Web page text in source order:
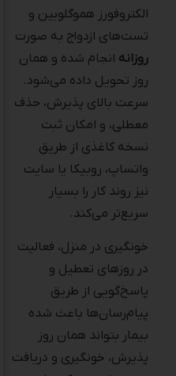
تست‌های ازدواج به صورت
روزانهانجام شده و همان
روز تحویل داده می‌شود.
سرعت بالای پذیرش، حذف
معطلی، و امکان ثبت
نسخه کاغذی از طریق
واتساپ، روبیکا یا سایت
نیز روند کار را بسیار
سریع‌تر می‌کند.
در روزهای تعطیل و
پاسخ‌گویی از طریق
پیام‌رسان‌ها باعث شده
بیمار بتواند همان روز
پذیرش، خونگیری و دریافت
نتیجه را تجربه کند. این